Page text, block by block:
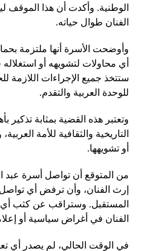
الوطنية. وأكدت أن هذا الموقف
الفنان طوال حياته.
وأوضحت الأسرة أنها ملتزمة
أي محاولات لتشويهه أو
ستتخذ جميع الإجراءات اللازمة
للوحدة العربية والتقدم.
وتعتبر هذه القضية بمثابة تذكير
التاريخية والثقافية للأمة
أو تشويهها.
من المتوقع أن تواصل أسرة عبد
إرث الفنان، وأن ترفض أي
المستقبل. وستراقب عن كثب أي
الفنان في أغراض سياسية أو
في الوقت الحالي، لم يصدر أي